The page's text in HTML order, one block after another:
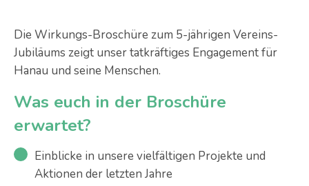
Die Wirkungs-Broschüre zum 5-jährigen Vereins-
Jubiläums zeigt unser tatkräftiges Engagement für
Hanau und seine Menschen.
Was euch in der Broschüre
erwartet?
Einblicke in unsere vielfältigen Projekte und
Aktionen der letzten Jahre